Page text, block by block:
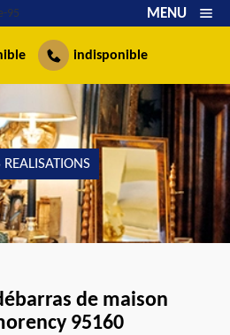
MENU
indisponible
REALISATIONS
de maison
95160